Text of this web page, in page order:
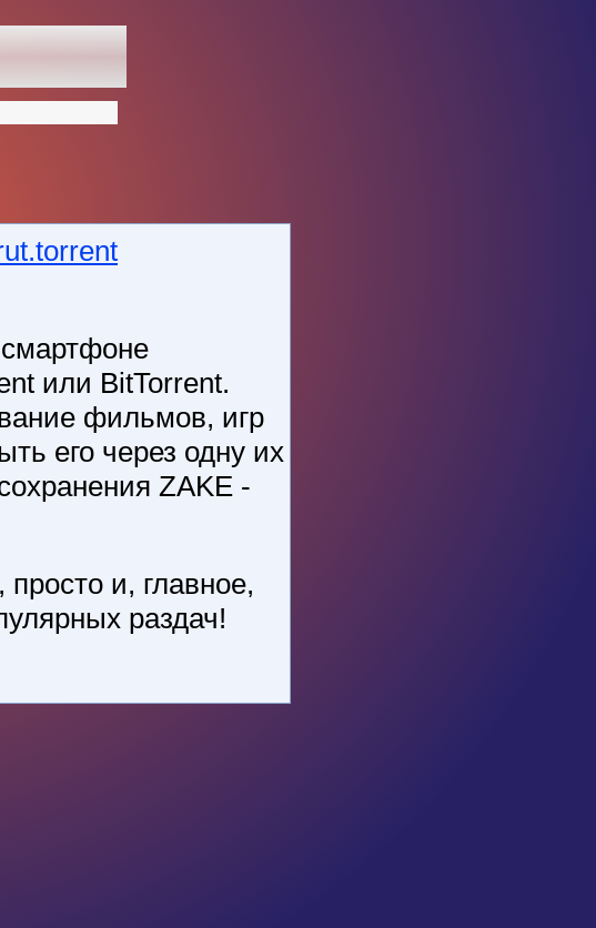
или BitTorrent.
фильмов, игр
его через одну их
ZAKE -
и, главное,
раздач!